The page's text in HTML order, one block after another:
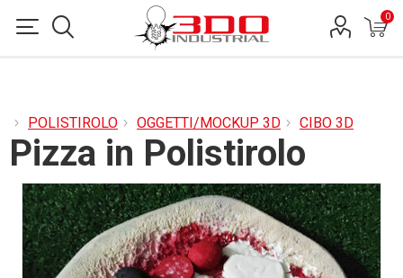
0
POLISTIROLO OGGETTI/MOCKUP 3D CIBO 3D
Pizza in Polistirolo